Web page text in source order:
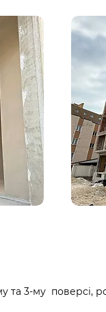
та 3-му поверсі,